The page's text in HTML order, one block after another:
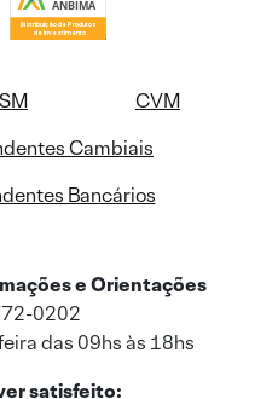
CVM
Cambiais
Bancários
e Orientações
0202
das 09hs às 18hs
satisfeito: